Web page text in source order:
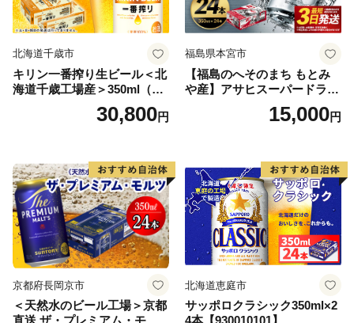
北海道千歳市
キリン一番搾り生ビール＜北
海道千歳工場産＞350ml（24
30,800円
福島県本宮市
【福島のへそのまち もとみ
や産】アサヒスーパードライ
350ml×24本 合計8.4L 1ケー
ス アルコール度数5% 缶ビー
口 送料無料 カメイ 本宮市
【07214-0206】
15,000円
京都府長岡京市
＜天然水のビール工場＞京都
北海道恵庭市
サッポロクラシック350ml×2